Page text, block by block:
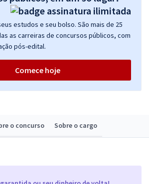
o concurso Sobre o cargo
estudos e seu bolso. São mais de 25
as carreiras de concursos públicos, com
pós-edital.
Comece hoje